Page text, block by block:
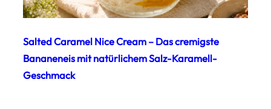
Salted Caramel Nice Cream – Das cremigste
Bananeneis mit natürlichem Salz-Karamell-
Geschmack